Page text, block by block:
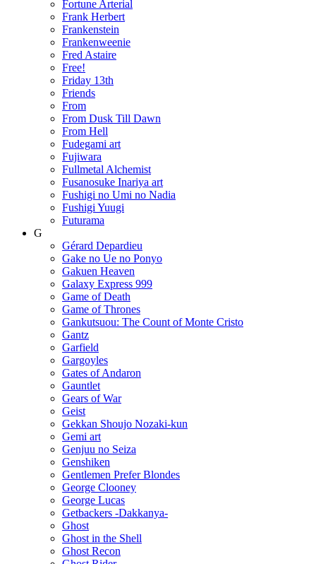
Fortune Arterial
Frank Herbert
Frankenstein
Frankenweenie
Fred Astaire
Free!
Friday 13th
Friends
From
From Dusk Till Dawn
From Hell
Fudegami art
Fujiwara
Fullmetal Alchemist
Fusanosuke Inariya art
Fushigi no Umi no Nadia
Fushigi Yuugi
Futurama
G
Gérard Depardieu
Gake no Ue no Ponyo
Gakuen Heaven
Galaxy Express 999
Game of Death
Game of Thrones
Gankutsuou: The Count of Monte Cristo
Gantz
Garfield
Gargoyles
Gates of Andaron
Gauntlet
Gears of War
Geist
Gekkan Shoujo Nozaki-kun
Gemi art
Genjuu no Seiza
Genshiken
Gentlemen Prefer Blondes
George Clooney
George Lucas
Getbackers -Dakkanya-
Ghost
Ghost in the Shell
Ghost Recon